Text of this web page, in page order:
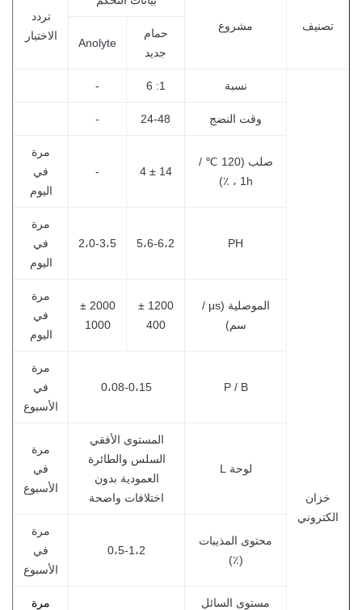
تصنيف مشروع
تردد
الاختبار
حمام
جديد
Anolyte
خزان
الكتروني
نسبة 1: 6
-
وقت النضج 24-48
-
صلب (120 ℃ /
1h ، ٪)
14 ± 4
-
مرة
في
اليوم
PH 5،6-6،2 2،0-3،5
مرة
في
اليوم
الموصلية (μs /
سم)
1200 ±
400
2000 ±
1000
مرة
في
اليوم
P / B 0،08-0،15
مرة
في
الأسبوع
لوحة L
المستوى الأفقي
السلس والطائرة
العمودية بدون
اختلافات واضحة
مرة
في
الأسبوع
محتوى المذيبات
(٪)
0،5-1،2
مرة
في
الأسبوع
مستوى السائل
مرة